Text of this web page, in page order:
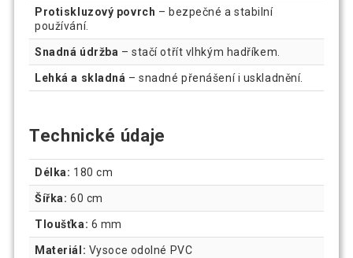
Protiskluzový povrch – bezpečné a stabilní
používání.
Snadná údržba – stačí otřít vlhkým hadříkem.
Lehká a skladná – snadné přenášení i uskladnění.
Technické údaje
Délka: 180 cm
Šířka: 60 cm
Tloušťka: 6 mm
Materiál: Vysoce odolné PVC